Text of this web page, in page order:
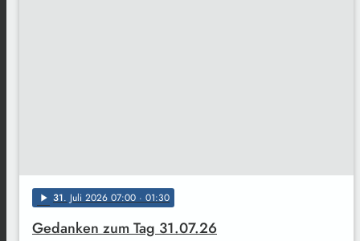
play_arrow 31. Juli 2026 07:00 · 01:30
Gedanken zum Tag 31.07.26